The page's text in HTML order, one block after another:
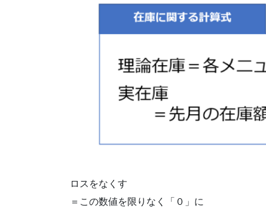
ロスをなくす
＝この数値を限りなく「０」に